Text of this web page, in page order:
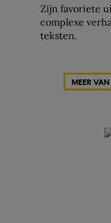
Zijn favoriete
complexe
teksten.
MEER